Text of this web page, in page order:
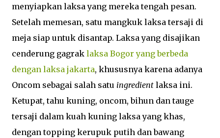
menyiapkan laksa yang mereka tengah pesan.
Setelah memesan, satu mangkuk laksa tersaji di
meja siap untuk disantap. Laksa yang disajikan
cenderung gagrak laksa Bogor yang berbeda
dengan laksa jakarta, khususnya karena adanya
Oncom sebagai salah satu ingredient laksa ini.
Ketupat, tahu kuning, oncom, bihun dan tauge
tersaji dalam kuah kuning laksa yang khas,
dengan topping kerupuk putih dan bawang